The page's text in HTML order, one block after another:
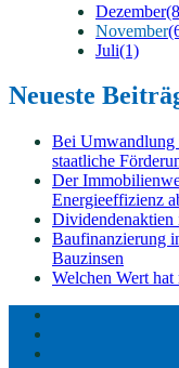
Dezember
November
Juli(1)
Neueste
Bei Umwandlung
staatliche
Der
Energieeffizienz
Dividendenaktien
Baufinanzierung
Bauzinsen
Welchen Wert